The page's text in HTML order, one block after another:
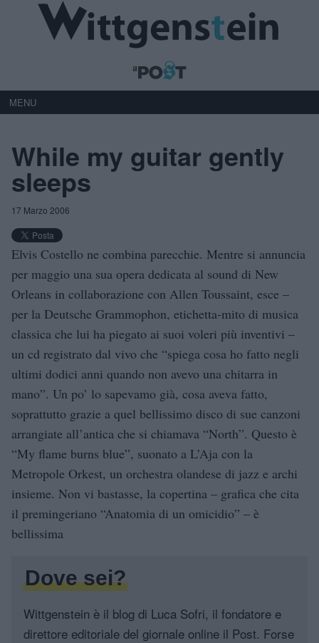
MENU
While my guitar gently
sleeps
17 Marzo 2006
Elvis Costello ne combina parecchie. Mentre si annuncia
per maggio una sua opera dedicata al sound di New
Orleans in collaborazione con Allen Toussaint, esce –
per la Deutsche Grammophon, etichetta-mito di musica
classica che lui ha piegato ai suoi voleri più inventivi –
un cd registrato dal vivo che “spiega cosa ho fatto negli
ultimi dodici anni quando non avevo una chitarra in
mano”. Un po’ lo sapevamo già, cosa aveva fatto,
soprattutto grazie a quel bellissimo disco di sue canzoni
arrangiate all’antica che si chiamava “North”. Questo è
“My flame burns blue”, suonato a L’Aja con la
Metropole Orkest, un orchestra olandese di jazz e archi
insieme. Non vi bastasse, la copertina – grafica che cita
il premingeriano “Anatomia di un omicidio” – è
bellissima
Dove sei?
Wittgenstein è il blog di Luca Sofri, il fondatore e
direttore editoriale del giornale online il Post. Forse